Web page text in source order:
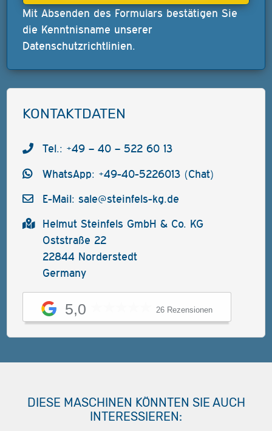
Mit Absenden des Formulars bestätigen Sie
die Kenntnisname unserer
Datenschutzrichtlinien.
KONTAKTDATEN
Tel.: +49 – 40 – 522 60 13
WhatsApp: +49-40-5226013 (Chat)
E-Mail: sale@steinfels-kg.de
Helmut Steinfels GmbH & Co. KG
Oststraße 22
22844 Norderstedt
Germany
5,0 26 Rezensionen
DIESE MASCHINEN KÖNNTEN SIE AUCH
INTERESSIEREN: